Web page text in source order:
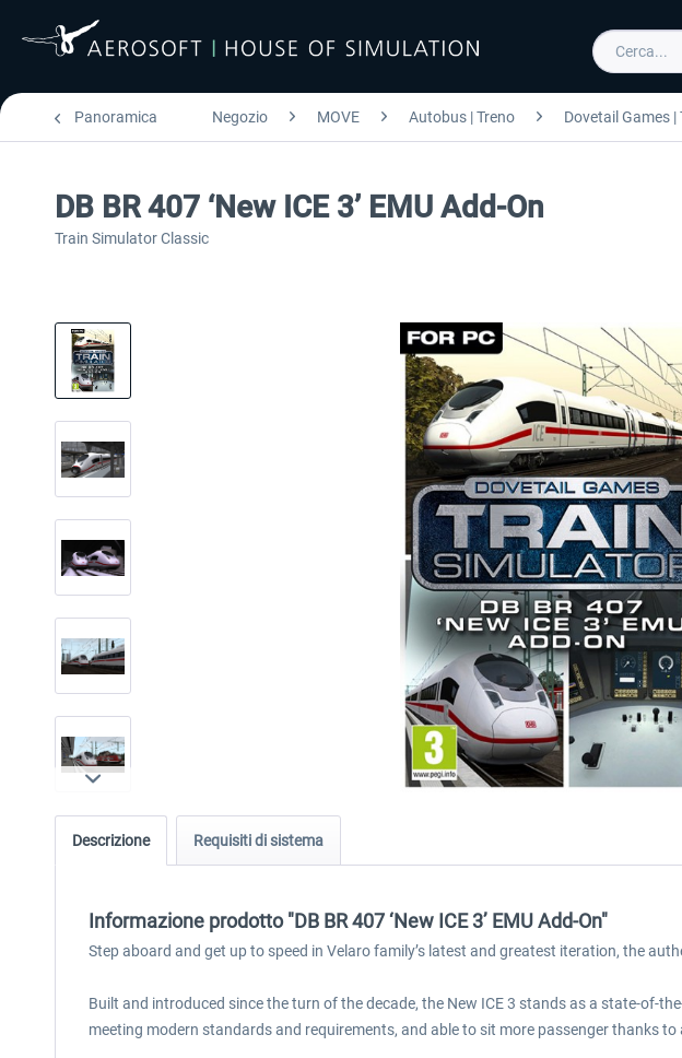
Panoramica Negozio MOVE Autobus | Treno Dovetail Games
DB BR 407 ‘New ICE 3’ EMU Add-On
Train Simulator Classic
Descrizione Requisiti di sistema
Informazione prodotto "DB BR 407 ‘New ICE 3’ EMU Add-On"
Step aboard and get up to speed in Velaro family’s latest and greatest iteration, the
Built and introduced since the turn of the decade, the New ICE 3 stands as a state-of-
meeting modern standards and requirements, and able to sit more passenger thanks to